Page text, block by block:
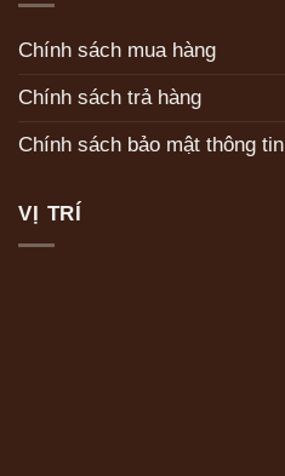
Chính sách mua hàng
Chính sách trả hàng
Chính sách bảo mật thông tin
VỊ TRÍ